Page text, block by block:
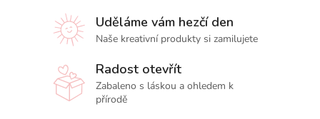
Uděláme vám hezčí den
Naše kreativní produkty si zamilujete
Radost otevřít
Zabaleno s láskou a ohledem k
přírodě